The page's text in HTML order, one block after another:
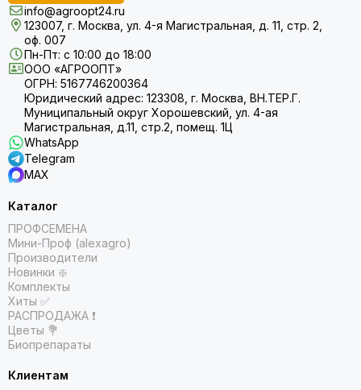
info@agroopt24.ru
123007, г. Москва, ул. 4-я Магистральная, д. 11, стр. 2,
оф. 007
Пн-Пт: с 10:00 до 18:00
ООО «АГРООПТ»
ОГРН: 5167746200364
Юридический адрес: 123308, г. Москва, ВН.ТЕР.Г.
Муниципальный округ Хорошевский, ул. 4-ая
Магистральная, д.11, стр.2, помещ. 1Ц
WhatsApp
Telegram
MAX
Каталог
ПРОФСЕМЕНА
Мини-Проф (alexagro)
Производители
Новинки ❇️
Комплекты
Хиты ✅
РАСПРОДАЖА ❗️
Цветы 💐
Биопрепараты
Клиентам